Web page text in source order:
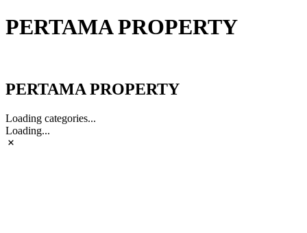
PERTAMA PROPERTY
PERTAMA PROPERTY
Loading categories...
Loading...